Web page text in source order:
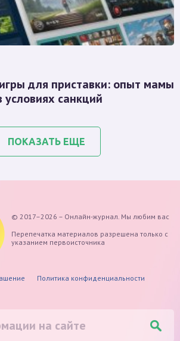
для приставки: опыт мамы
санкций
ПОКАЗАТЬ ЕЩЕ
© 2017–2026 – Онлайн-журнал. Мы любим вас
Перепечатка материалов разрешена только с
указанием первоисточника
Политика конфиденциальности